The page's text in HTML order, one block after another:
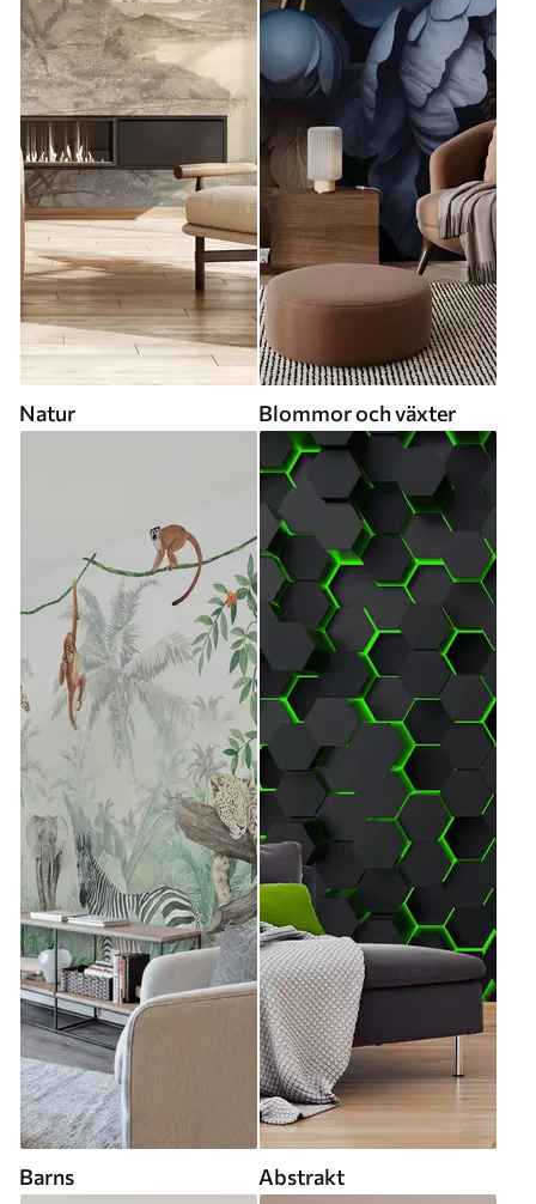
Natur Blommor och växter
Barns Abstrakt